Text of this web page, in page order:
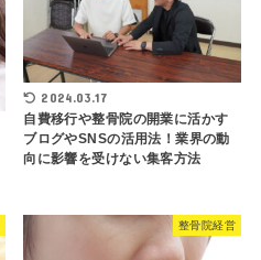
2024.03.17
自費移行や整骨院の開業に活かす
ブログやSNSの活用法！業界の動
向に影響を受けない集客方法
整骨院経営